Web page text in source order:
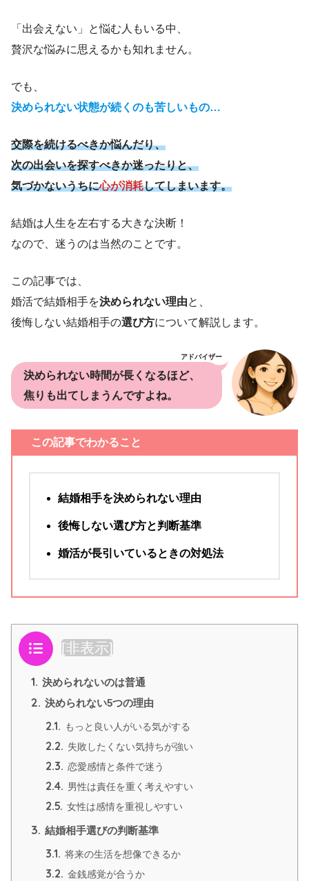
「出会えない」と悩む人もいる中、
贅沢な悩みに思えるかも知れません。
でも、
決められない状態が続くのも苦しいもの…
交際を続けるべきか悩んだり、
次の出会いを探すべきか迷ったりと、
気づかないうちに心が消耗してしまいます。
結婚は人生を左右する大きな決断！
なので、迷うのは当然のことです。
この記事では、
婚活で結婚相手を決められない理由と、
後悔しない結婚相手の選び方について解説します。
アドバイザー
決められない時間が長くなるほど、
焦りも出てしまうんですよね。
この記事でわかること
結婚相手を決められない理由
後悔しない選び方と判断基準
婚活が長引いているときの対処法
目次 [非表示]
1. 決められないのは普通
2. 決められない5つの理由
2.1. もっと良い人がいる気がする
2.2. 失敗したくない気持ちが強い
2.3. 恋愛感情と条件で迷う
2.4. 男性は責任を重く考えやすい
2.5. 女性は感情を重視しやすい
3. 結婚相手選びの判断基準
3.1. 将来の生活を想像できるか
3.2. 金銭感覚が合うか